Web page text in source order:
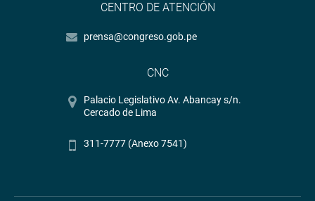
CENTRO DE ATENCIÓN
prensa@congreso.gob.pe
CNC
Palacio Legislativo Av. Abancay s/n.
Cercado de Lima
311-7777 (Anexo 7541)